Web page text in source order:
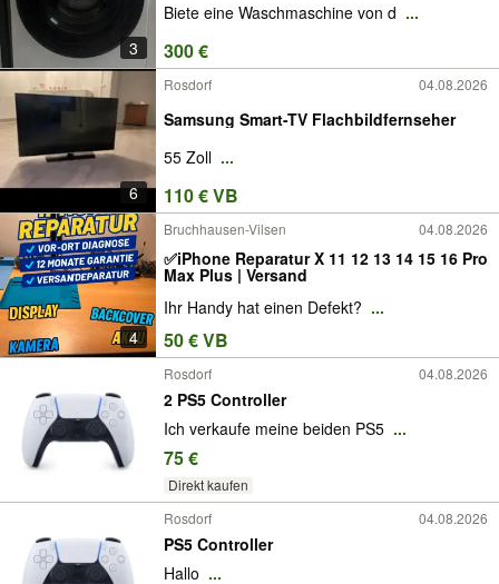
3
Biete eine Waschmaschine von d ...
300 €
6
Rosdorf 04.08.2026
Samsung Smart-TV Flachbildfernseher
55 Zoll ...
110 € VB
4
Bruchhausen-Vilsen 04.08.2026
✅iPhone Reparatur X 11 12 13 14 15 16 Pro
Max Plus | Versand
Ihr Handy hat einen Defekt? ...
50 € VB
Rosdorf 04.08.2026
2 PS5 Controller
Ich verkaufe meine beiden PS5 ...
75 €
Direkt kaufen
Rosdorf
04.08.2026
PS5 Controller
Hallo ...